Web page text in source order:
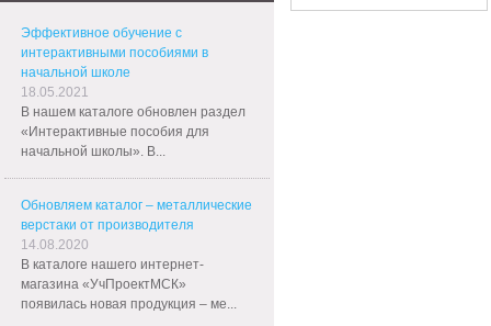
Эффективное обучение с
интерактивными пособиями в
начальной школе
18.05.2021
В нашем каталоге обновлен раздел
«Интерактивные пособия для
начальной школы». В...
Обновляем каталог – металлические
верстаки от производителя
14.08.2020
В каталоге нашего интернет-
магазина «УчПроектМСК»
появилась новая продукция – ме...